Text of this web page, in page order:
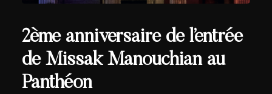
2ème anniversaire de l’entrée
de Missak Manouchian au
Panthéon